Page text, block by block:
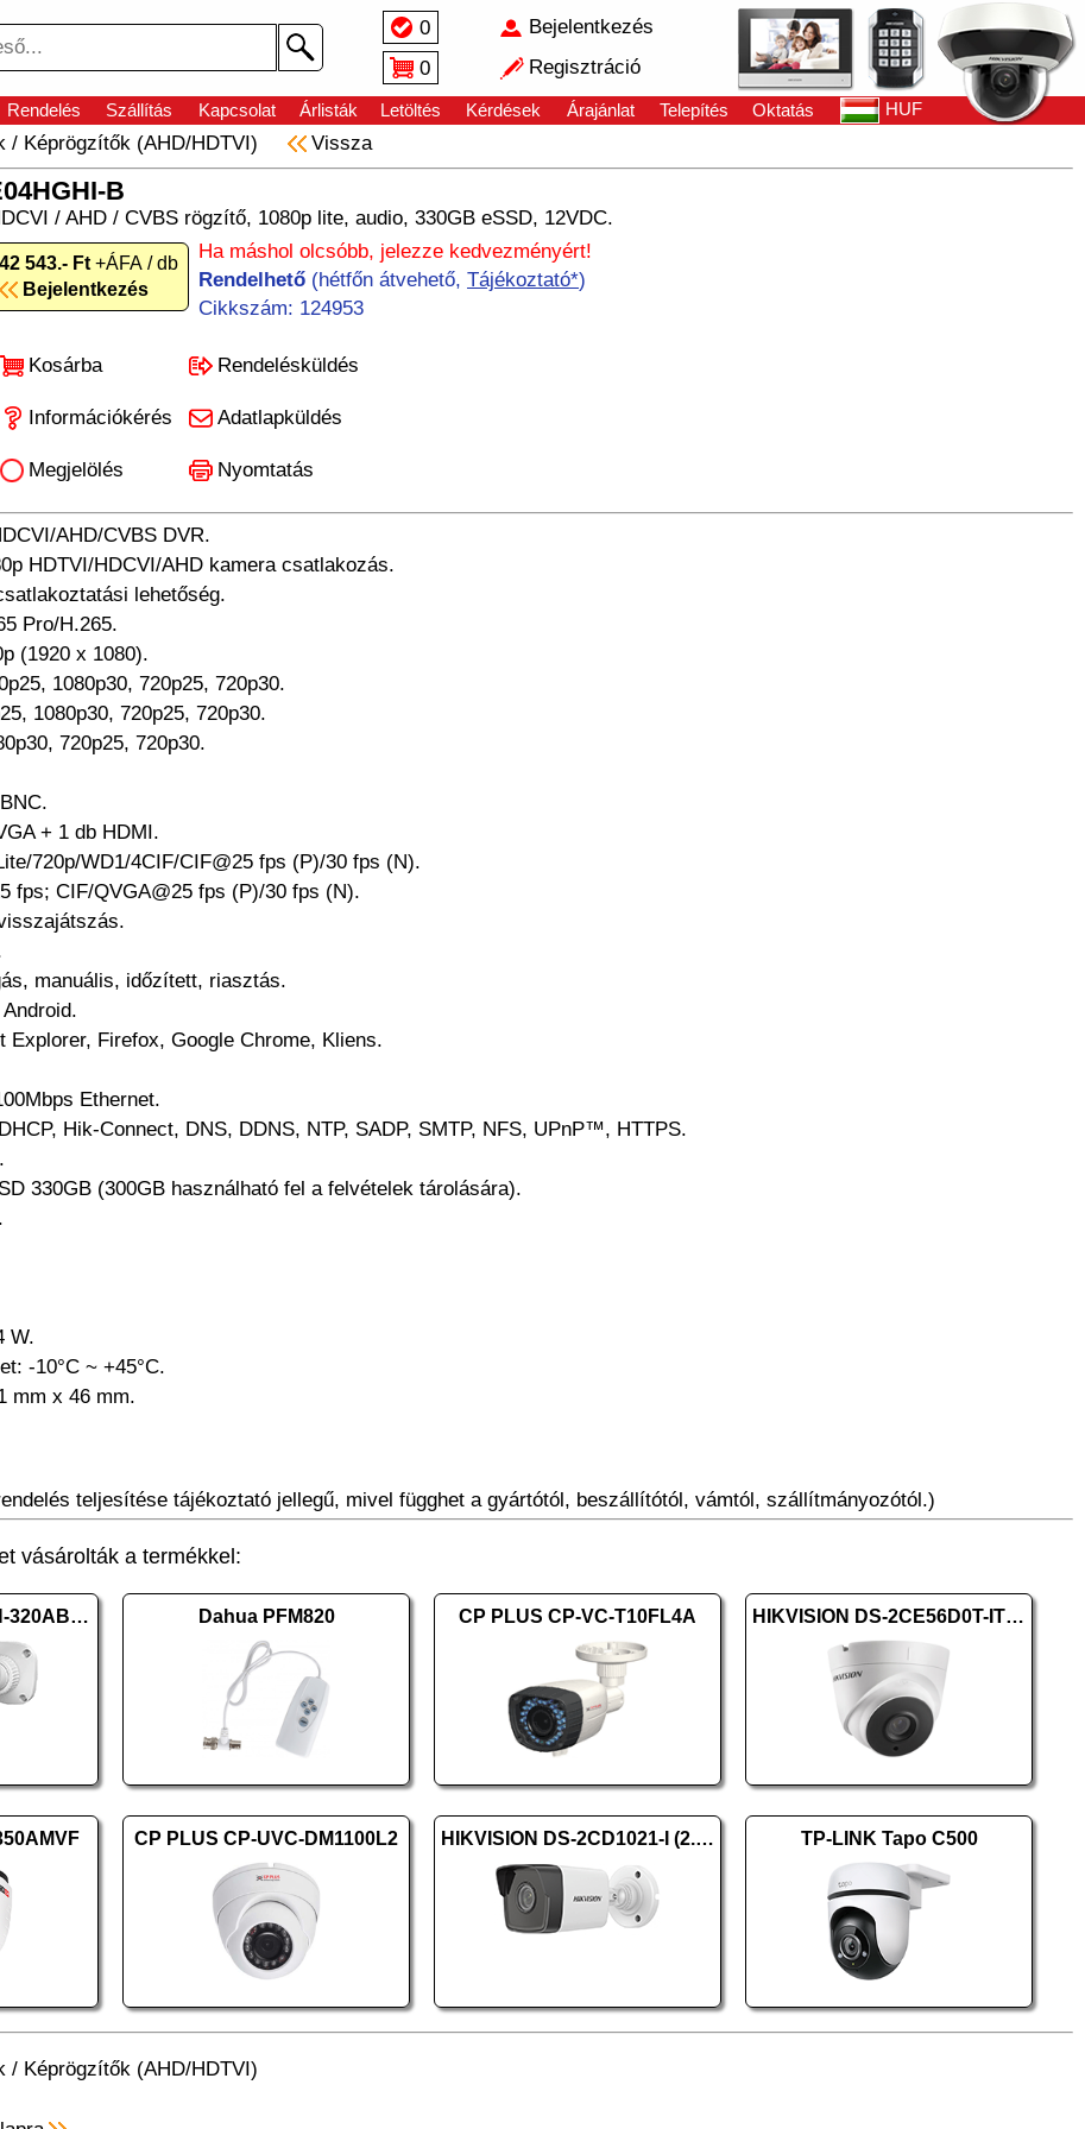
0
0
Bejelentkezés
Regisztráció
Rendelés Szállítás Kapcsolat Árlisták Letöltés Kérdések Árajánlat Telepítés Oktatás HUF
/ Képrögzítők (AHD/HDTVI) Vissza
B
/ AHD / CVBS rögzítő, 1080p lite, audio, 330GB eSSD, 12VDC.
42 543.- Ft +ÁFA / db
Bejelentkezés
Ha máshol olcsóbb, jelezze kedvezményért!
Rendelhető (hétfőn átvehető, Tájékoztató*)
Cikkszám: 124953
Kosárba Rendelésküldés
Információkérés Adatlapküldés
Megjelölés Nyomtatás
AHD/CVBS DVR.
HDTVI/HDCVI/AHD kamera csatlakozás.
lehetőség.
Pro/H.265.
(1920 x 1080).
1080p30, 720p25, 720p30.
1080p30, 720p25, 720p30.
720p25, 720p30.
+ 1 db HDMI.
720p/WD1/4CIF/CIF@25 fps (P)/30 fps (N).
fps; CIF/QVGA@25 fps (P)/30 fps (N).
manuális, időzített, riasztás.
Explorer, Firefox, Google Chrome, Kliens.
Ethernet.
Hik-Connect, DNS, DDNS, NTP, SADP, SMTP, NFS, UPnP™, HTTPS.
330GB (300GB használható fel a felvételek tárolására).
W.
-10°C ~ +45°C.
mm x 46 mm.
teljesítése tájékoztató jellegű, mivel függhet a gyártótól, beszállítótól, vámtól, szállítmányozótól.)
vásárolták a termékkel:
PROVISION PR-BSH-320AB-28 Dahua PFM820 CP PLUS CP-VC-T10FL4A HIKVISION DS-2CE56D0T-IT3F (2.8mm)
CP PLUS CP-UVC-DM1100L2 HIKVISION DS-2CD1021-I (2.8mm) (F) TP-LINK Tapo C500
/ Képrögzítők (AHD/HDTVI)